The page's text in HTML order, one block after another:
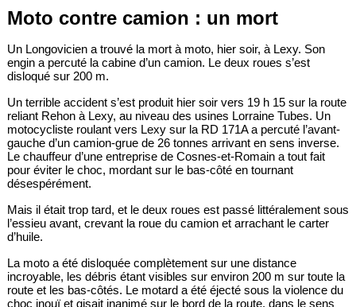
Moto contre camion : un mort
Un Longovicien a trouvé la mort à moto, hier soir, à Lexy. Son
engin a percuté la cabine d’un camion. Le deux roues s’est
disloqué sur 200 m.
Un terrible accident s’est produit hier soir vers 19 h 15 sur la route
reliant Rehon à Lexy, au niveau des usines Lorraine Tubes. Un
motocycliste roulant vers Lexy sur la RD 171A a percuté l’avant-
gauche d’un camion-grue de 26 tonnes arrivant en sens inverse.
Le chauffeur d’une entreprise de Cosnes-et-Romain a tout fait
pour éviter le choc, mordant sur le bas-côté en tournant
désespérément.
Mais il était trop tard, et le deux roues est passé littéralement sous
l’essieu avant, crevant la roue du camion et arrachant le carter
d’huile.
La moto a été disloquée complètement sur une distance
incroyable, les débris étant visibles sur environ 200 m sur toute la
route et les bas-côtés. Le motard a été éjecté sous la violence du
choc inouï et gisait inanimé sur le bord de la route, dans le sens